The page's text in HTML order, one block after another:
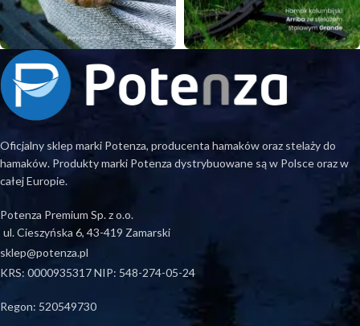
Oficjalny sklep marki Potenza, producenta hamaków oraz stelaży do
hamaków. Produkty marki Potenza dystrybuowane są w Polsce oraz w
całej Europie.
Potenza Premium Sp. z o.o.
ul. Cieszyńska 6, 43-419 Zamarski
sklep@potenza.pl
KRS: 0000935317 NIP: 548-274-05-24
Regon: 520549730